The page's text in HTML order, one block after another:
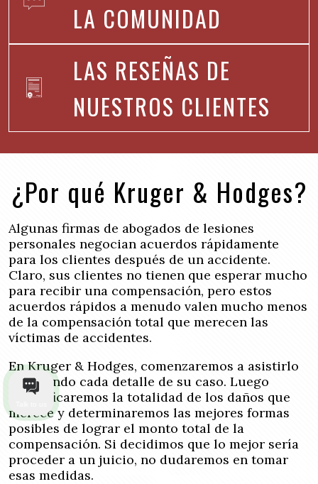
LA COMUNIDAD
LAS RESEÑAS DE
NUESTROS CLIENTES
¿Por qué Kruger & Hodges?
Algunas firmas de abogados de lesiones
personales negocian acuerdos rápidamente
para los clientes después de un accidente.
Claro, sus clientes no tienen que esperar mucho
para recibir una compensación, pero estos
acuerdos rápidos a menudo valen mucho menos
de la compensación total que merecen las
víctimas de accidentes.
En Kruger & Hodges, comenzaremos a asistirlo
analizando cada detalle de su caso. Luego
cuantificaremos la totalidad de los daños que
merece y determinaremos las mejores formas
posibles de lograr el monto total de la
compensación. Si decidimos que lo mejor sería
proceder a un juicio, no dudaremos en tomar
esas medidas.